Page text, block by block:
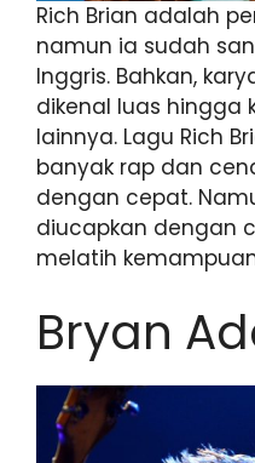
Rich Brian adalah
namun ia sudah
Inggris. Bahkan,
dikenal luas hingga
lainnya. Lagu Rich
banyak rap dan
dengan cepat.
diucapkan dengan
melatih
Bryan